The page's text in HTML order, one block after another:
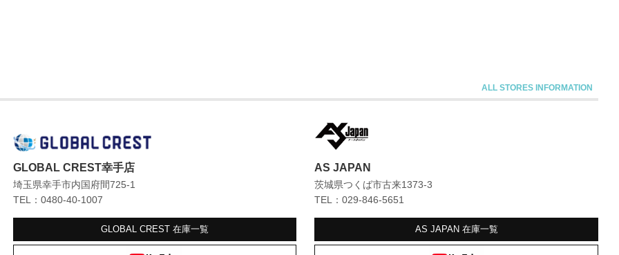
GLOBAL CREST幸手店
埼玉県幸手市内国府間725-1
TEL：0480-40-1007
GLOBAL CREST 在庫一覧
AS JAPAN
茨城県つくば市古来1373-3
TEL：029-846-5651
AS JAPAN 在庫一覧